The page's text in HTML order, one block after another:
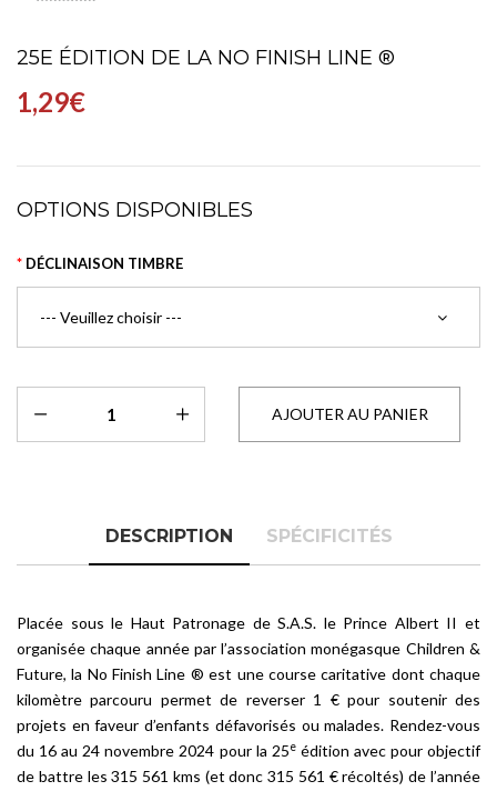
25E ÉDITION DE LA NO FINISH LINE ®
1,29€
OPTIONS DISPONIBLES
DÉCLINAISON TIMBRE
DESCRIPTION SPÉCIFICITÉS
Placée sous le Haut Patronage de S.A.S. le Prince Albert II et
organisée chaque année par l’association monégasque Children &
Future, la No Finish Line ® est une course caritative dont chaque
kilomètre parcouru permet de reverser 1 € pour soutenir des
projets en faveur d’enfants défavorisés ou malades. Rendez-vous
du 16 au 24 novembre 2024 pour la 25eédition avec pour objectif
de battre les 315 561 kms (et donc 315 561 € récoltés) de l’année